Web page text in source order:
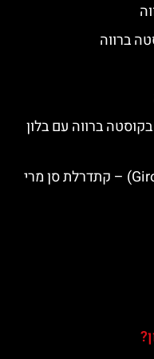
ברווה
ברווה עם בלון
קתדרלת גירונה (Girona Cathedral) – קתדרלת סן מרי